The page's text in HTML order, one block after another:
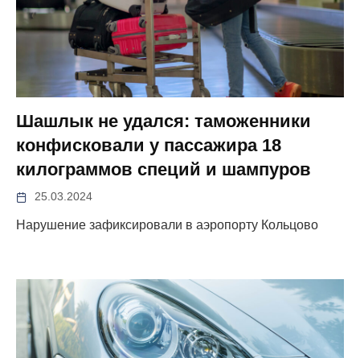
Шашлык не удался: таможенники
конфисковали у пассажира 18
килограммов специй и шампуров
25.03.2024
Нарушение зафиксировали в аэропорту Кольцово